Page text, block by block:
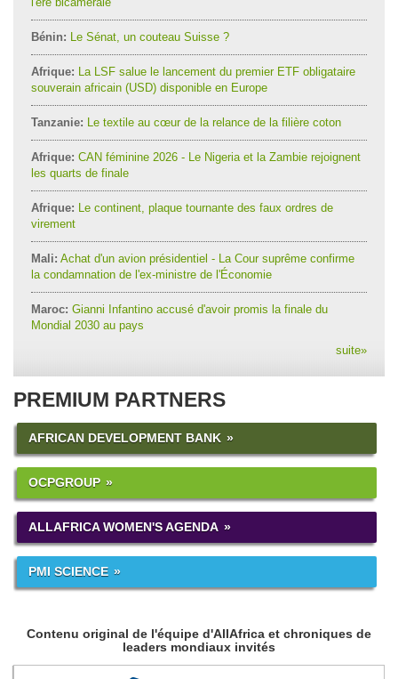
Bénin: Le Sénat, un couteau Suisse ?
Afrique: La LSF salue le lancement du premier ETF obligataire
souverain africain (USD) disponible en Europe
Tanzanie: Le textile au cœur de la relance de la filière coton
Afrique: CAN féminine 2026 - Le Nigeria et la Zambie rejoignent
les quarts de finale
Afrique: Le continent, plaque tournante des faux ordres de
virement
Mali: Achat d'un avion présidentiel - La Cour suprême confirme
la condamnation de l'ex-ministre de l'Économie
Maroc: Gianni Infantino accusé d'avoir promis la finale du
Mondial 2030 au pays
suite»
PREMIUM PARTNERS
AFRICAN DEVELOPMENT BANK
OCPGROUP
ALLAFRICA WOMEN'S AGENDA
PMI SCIENCE
Contenu original de l'équipe d'AllAfrica et chroniques de
leaders mondiaux invités